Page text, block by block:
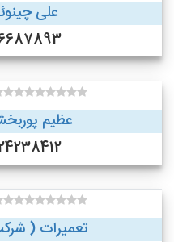
علی
09116687893
عظیم
09124238412
تعمیرات (